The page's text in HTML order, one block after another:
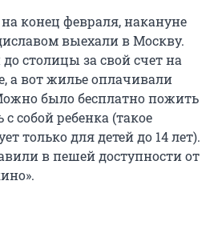
конец февраля, накануне
выехали в Москву.
столицы за свой счет на
а вот жилье оплачивали
было бесплатно пожить
собой ребенка (такое
только для детей до 14 лет).
в пешей доступности от